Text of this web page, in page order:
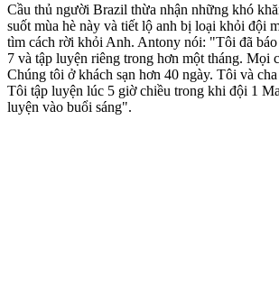
Cầu thủ người Brazil thừa nhận những khó
suốt mùa hè này và tiết lộ anh bị loại khỏi đội
tìm cách rời khỏi Anh. Antony nói: "Tôi đã
7 và tập luyện riêng trong hơn một tháng. Mọi
Chúng tôi ở khách sạn hơn 40 ngày. Tôi và
Tôi tập luyện lúc 5 giờ chiều trong khi đội 1
luyện vào buổi sáng".